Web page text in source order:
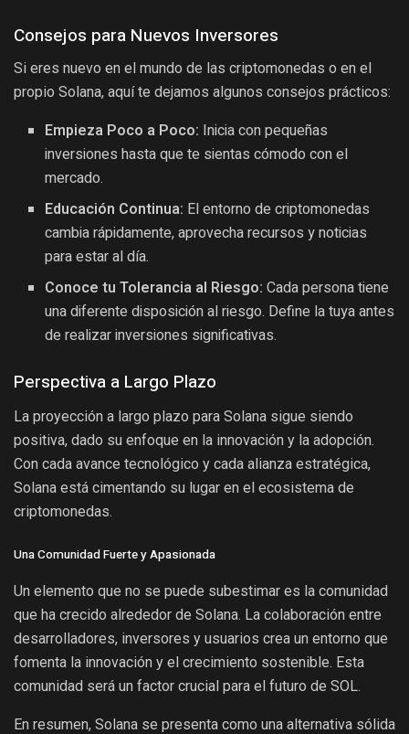
Consejos para Nuevos Inversores
Si eres nuevo en el mundo de las criptomonedas o en el
propio Solana, aquí te dejamos algunos consejos prácticos:
Empieza Poco a Poco: Inicia con pequeñas
inversiones hasta que te sientas cómodo con el
mercado.
Educación Continua: El entorno de criptomonedas
cambia rápidamente, aprovecha recursos y noticias
para estar al día.
Conoce tu Tolerancia al Riesgo: Cada persona tiene
una diferente disposición al riesgo. Define la tuya antes
de realizar inversiones significativas.
Perspectiva a Largo Plazo
La proyección a largo plazo para Solana sigue siendo
positiva, dado su enfoque en la innovación y la adopción.
Con cada avance tecnológico y cada alianza estratégica,
Solana está cimentando su lugar en el ecosistema de
criptomonedas.
Una Comunidad Fuerte y Apasionada
Un elemento que no se puede subestimar es la comunidad
que ha crecido alrededor de Solana. La colaboración entre
desarrolladores, inversores y usuarios crea un entorno que
fomenta la innovación y el crecimiento sostenible. Esta
comunidad será un factor crucial para el futuro de SOL.
En resumen, Solana se presenta como una alternativa sólida